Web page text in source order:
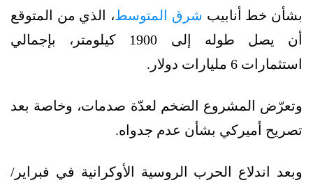
بشأن خط أنابيب شرق المتوسط، الذي من المتوقع
أن يصل طوله إلى 1900 كيلومتر، بإجمالي
استثمارات 6 مليارات دولار.
وتعرّض المشروع الضخم لعدّة صدمات، وخاصة بعد
تصريح أميركي بشأن عدم جدواه.
وبعد اندلاع الحرب الروسية الأوكرانية في فبراير/